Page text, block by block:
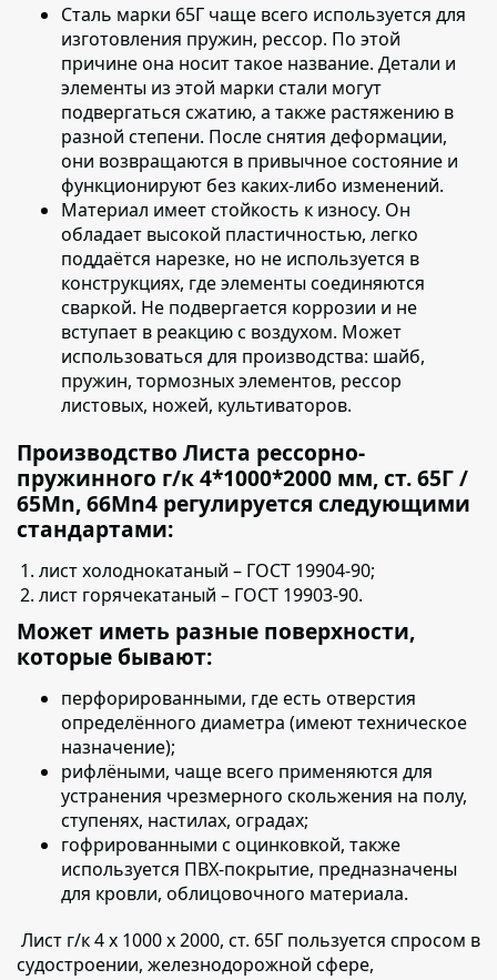
Сталь марки 65Г чаще всего используется для
изготовления пружин, рессор. По этой
причине она носит такое название. Детали и
элементы из этой марки стали могут
подвергаться сжатию, а также растяжению в
разной степени. После снятия деформации,
они возвращаются в привычное состояние и
функционируют без каких-либо изменений.
Материал имеет стойкость к износу. Он
обладает высокой пластичностью, легко
поддаётся нарезке, но не используется в
конструкциях, где элементы соединяются
сваркой. Не подвергается коррозии и не
вступает в реакцию с воздухом. Может
использоваться для производства: шайб,
пружин, тормозных элементов, рессор
листовых, ножей, культиваторов.
Производство Листа рессорно-
пружинного г/к 4*1000*2000 мм, ст. 65Г /
65Mn, 66Mn4 регулируется следующими
стандартами:
лист холоднокатаный – ГОСТ 19904-90;
лист горячекатаный – ГОСТ 19903-90.
Может иметь разные поверхности,
которые бывают:
перфорированными, где есть отверстия
определённого диаметра (имеют техническое
назначение);
рифлёными, чаще всего применяются для
устранения чрезмерного скольжения на полу,
ступенях, настилах, оградах;
гофрированными с оцинковкой, также
используется ПВХ-покрытие, предназначены
для кровли, облицовочного материала.
Лист г/к 4 х 1000 х 2000, ст. 65Г пользуется спросом в
судостроении, железнодорожной сфере,